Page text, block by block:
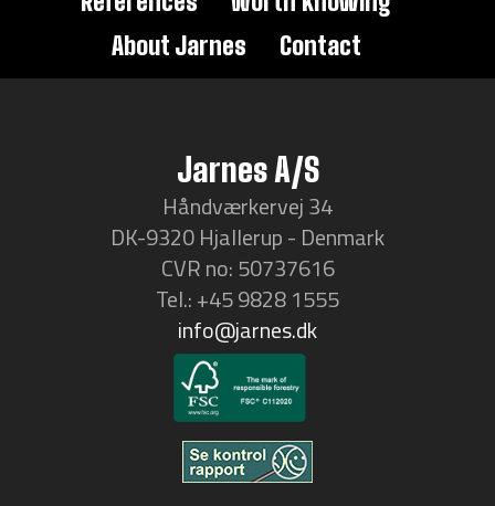
About Jarnes
Contact
Jarnes A/S
Håndværkervej 34
DK-9320 Hjallerup - Denmark
CVR no: 50737616
Tel.: +45 9828 1555
info@jarnes.dk